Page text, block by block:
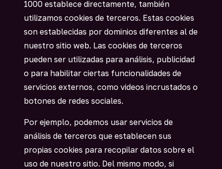
1000 establece directamente, también
utilizamos cookies de terceros. Estas cookies
son establecidas por dominios diferentes al de
nuestro sitio web. Las cookies de terceros
pueden ser utilizadas para análisis, publicidad
o para habilitar ciertas funcionalidades de
servicios externos, como videos incrustados o
botones de redes sociales.
Por ejemplo, podemos usar servicios de
análisis de terceros que establecen sus
propias cookies para recopilar datos sobre el
uso de nuestro sitio. Del mismo modo, si